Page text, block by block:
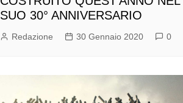
SUO 30° ANNIVERSARIO
Redazione 30 Gennaio 2020 0